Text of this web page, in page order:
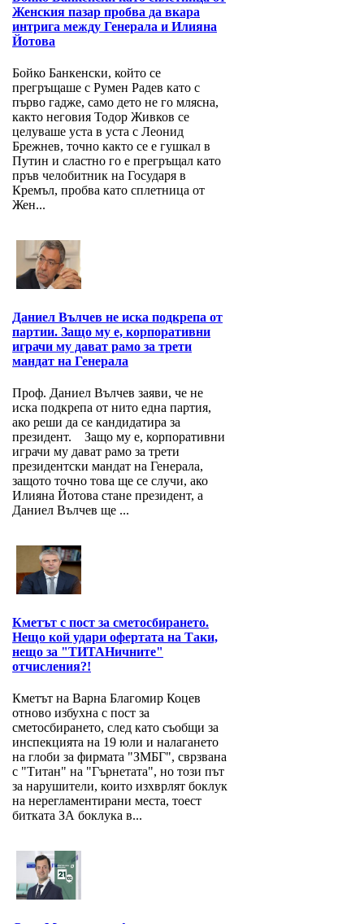
Женския пазар пробва да вкара
интрига между Генерала и Илияна
Йотова
Бойко Банкенски, който се
прегръщаше с Румен Радев като с
първо гадже, само дето не го млясна,
както неговия Тодор Живков се
целуваше уста в уста с Леонид
Брежнев, точно както се е гушкал в
Путин и сластно го е прегръщал като
пръв челобитник на Государя в
Кремъл, пробва като сплетница от
Жен...
Даниел Вълчев не иска подкрепа от
партии. Защо му е, корпоративни
играчи му дават рамо за трети
мандат на Генерала
Проф. Даниел Вълчев заяви, че не
иска подкрепа от нито една партия,
ако реши да се кандидатира за
президент. Защо му е, корпоративни
играчи му дават рамо за трети
президентски мандат на Генерала,
защото точно това ще се случи, ако
Илияна Йотова стане президент, а
Даниел Вълчев ще ...
Кметът с пост за сметосбирането.
Нещо кой удари офертата на Таки,
нещо за "ТИТАНичните"
отчисления?!
Кметът на Варна Благомир Коцев
отново избухна с пост за
сметосбирането, след като съобщи за
инспекцията на 19 юли и налагането
на глоби за фирмата "ЗМБГ", сврзвана
с "Титан" на "Гърнетата", но този път
за нарушители, които изхврлят боклук
на нерегламентирани места, тоест
битката ЗА боклука в...